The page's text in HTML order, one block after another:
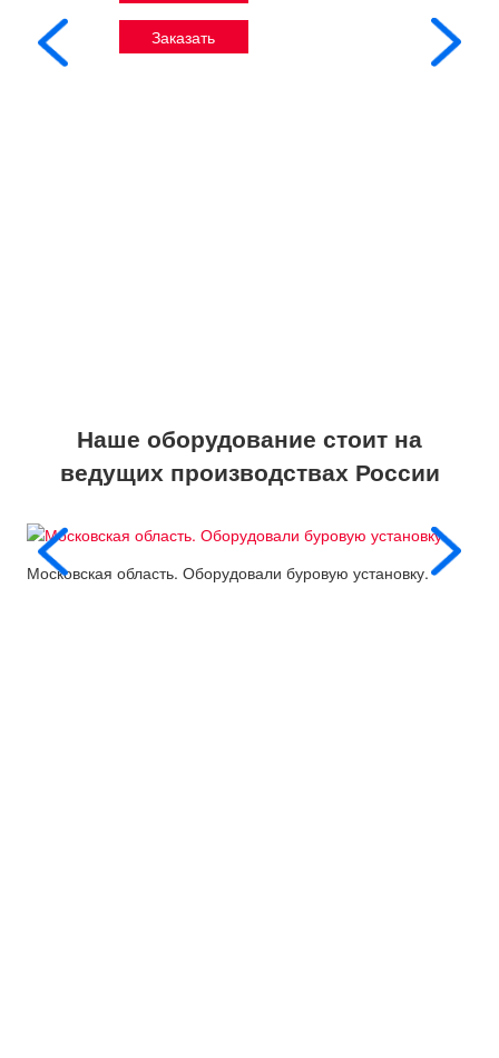
Заказать
Наше оборудование стоит на
ведущих производствах России
Московская область. Оборудовали буровую установку.